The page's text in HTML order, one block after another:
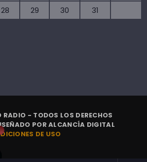
28 29 30
31
- TODOS LOS DERECHOS
PORALCANCÍA DIGITAL
DE USO